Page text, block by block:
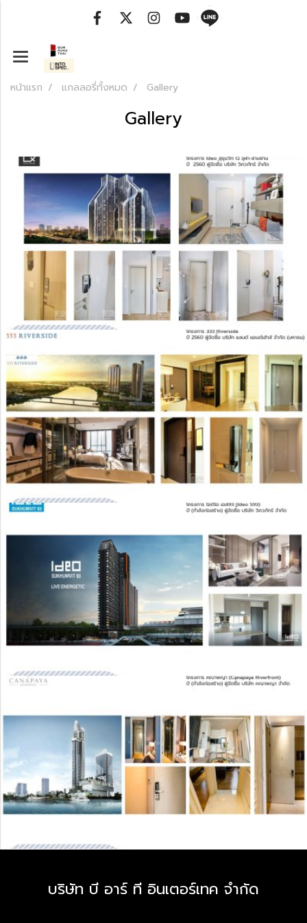
หน้าแรก แกลลอรี่ทั้งหมด Gallery
Gallery
บริษัท บี อาร์ ที อินเตอร์เทค จำกัด